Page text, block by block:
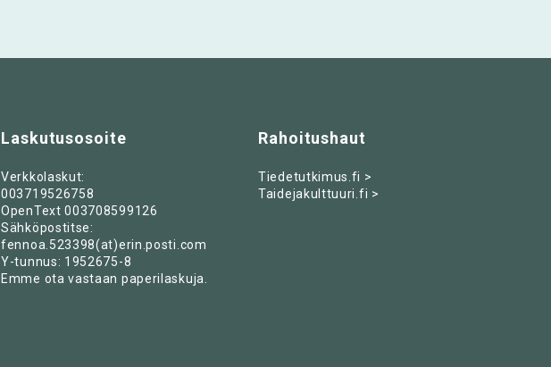
Laskutusosoite
Verkkolaskut:
003719526758
OpenText 003708599126
Sähköpostitse:
fennoa.523398(at)erin.posti.com
Y-tunnus: 1952675-8
Emme ota vastaan paperilaskuja.
Rahoitushaut
Tiedetutkimus.fi >
Taidejakulttuuri.fi >